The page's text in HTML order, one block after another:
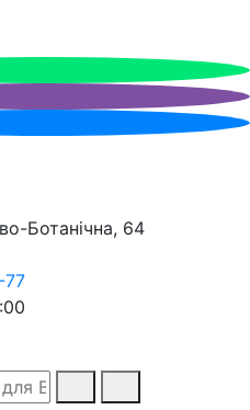
Ботанічна, 64